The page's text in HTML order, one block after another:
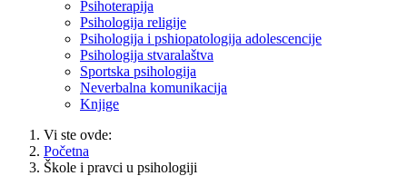
Psihoterapija
Psihologija religije
Psihologija i pshiopatologija adolescencije
Psihologija stvaralaštva
Sportska psihologija
Neverbalna komunikacija
Knjige
Vi ste ovde:
Početna
Škole i pravci u psihologiji